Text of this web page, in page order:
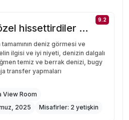
9.2
hissettirdiler ...
deniz görmesi ve
ilgisi ve iyi niyeti, denizin dalgalı
temiz ve berrak denizi, bugy
transfer yapmaları
View Room
2025 Misafirler: 2 yetişkin